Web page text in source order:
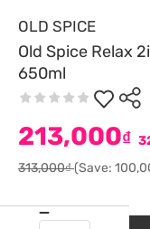
OLD SPICE
Old Spice Relax
650ml
213,000₫
313,000₫(Save: